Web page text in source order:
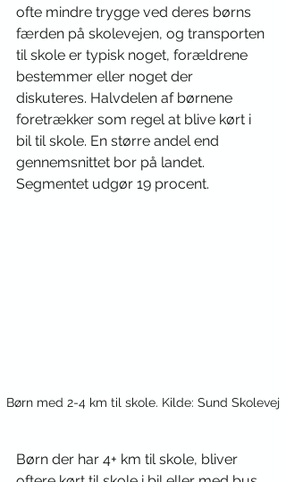
ofte mindre trygge ved deres børns
færden på skolevejen, og transporten
til skole er typisk noget, forældrene
bestemmer eller noget der
diskuteres. Halvdelen af børnene
foretrækker som regel at blive kørt i
bil til skole. En større andel end
gennemsnittet bor på landet.
Segmentet udgør 19 procent.
Børn med 2-4 km til skole. Kilde: Sund Skolevej
Børn der har 4+ km til skole, bliver